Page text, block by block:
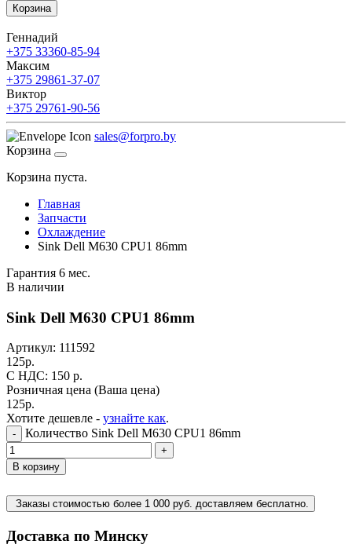
Корзина
Геннадий
+375 33360-85-94
Максим
+375 29861-37-07
Виктор
+375 29761-90-56
sales@forpro.by
Корзина
Корзина пуста.
Главная
Запчасти
Охлаждение
Sink Dell M630 CPU1 86mm
Гарантия 6 мес.
В наличии
Sink Dell M630 CPU1 86mm
Артикул: 111592
125р.
C НДС: 150 р.
Розничная цена (Ваша цена)
125р.
Хотите дешевле - узнайте как.
- Количество Sink Dell M630 CPU1 86mm
+
В корзину
Заказы стоимостью более 1 000 руб. доставляем бесплатно.
Доставка по Минску